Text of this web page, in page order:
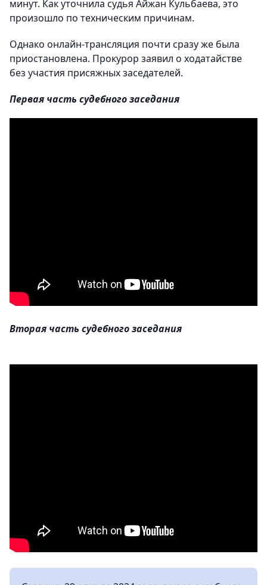
минут. Как уточнила судья Айжан Кульбаева, это
произошло по техническим причинам.
Однако онлайн-трансляция почти сразу же была
приостановлена. Прокурор заявил о ходатайстве
без участия присяжных заседателей.
Первая часть судебного заседания
Вторая часть судебного заседания